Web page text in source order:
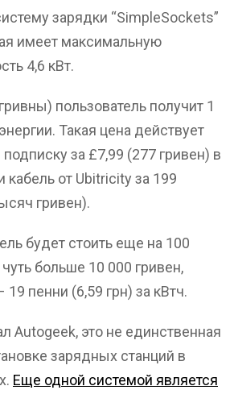
зарядки “SimpleSockets”
имеет максимальную
4,6 кВт.
пользователь получит 1
Такая цена действует
подписку за £7,99 (277 гривен) в
кабель от Ubitricity за 199
гривен).
будет стоить еще на 100
больше 10 000 гривен,
19 пенни (6,59 грн) за кВтч.
Autogeek, это не единственная
зарядных станций в
Еще одной системой является